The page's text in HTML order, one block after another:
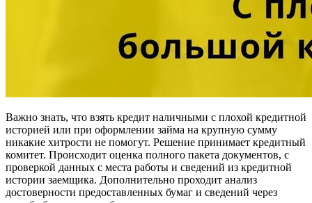
Важно знать, что взять кредит наличными с плохой кредитной
историей или при оформлении займа на крупную сумму
никакие хитрости не помогут. Решение принимает кредитный
комитет. Происходит оценка полного пакета документов, с
проверкой данных с места работы и сведений из кредитной
истории заемщика. Дополнительно проходит анализ
достоверности предоставленных бумаг и сведений через